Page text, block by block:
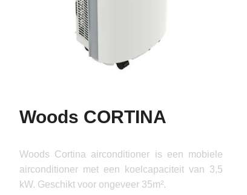
Woods CORTINA
Woods Cortina airconditioner is een mobiele
airconditioner met een koelcapaciteit van 3,5
kW. Geschikt voor ongeveer 35m².